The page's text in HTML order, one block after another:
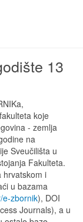
13
koje
- zemlja
na
Sveučilišta u
Fakulteta.
hrvatskom i
u bazama
e-zbornik), DOI
Journals), a u